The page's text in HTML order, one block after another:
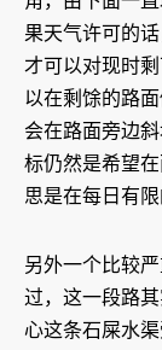
果天气许可的
才可以对现时
以在剩馀的路
会在路面旁边
标仍然是希望
思是在每日有
另外一个比较
过，这一段路
心这条石屎水